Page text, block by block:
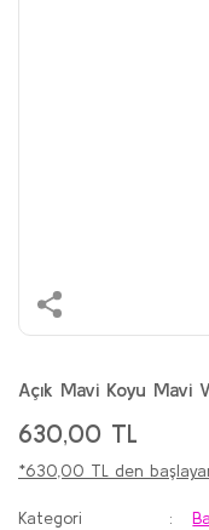
Açık Mavi Koyu
630,00 TL
*630,00 TL den
Kategori